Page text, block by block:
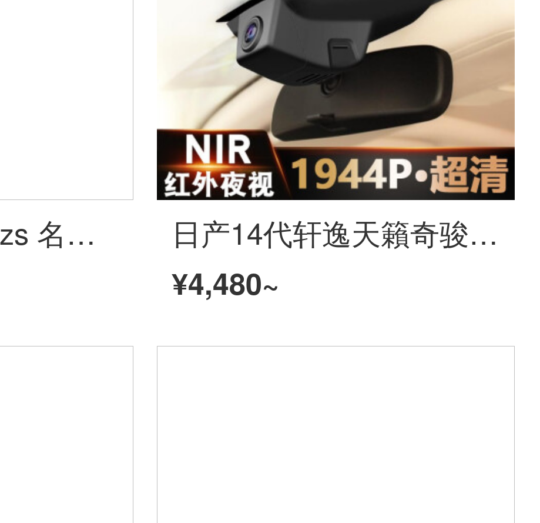
智梦 名爵6 名爵zs 名爵hs専用メディアドライブレコーダーハイビジョン夜見汽車載バックミラー前後双录24小时駐車監視 标配【単眼レンズ】 名爵専用 日产14代轩逸天籟奇骏逍客ドレーブダー専用非表示配线无料ハビィ夜見改ぞう1944超清前レンズ录机+64 Gメモリカード
¥4,480~